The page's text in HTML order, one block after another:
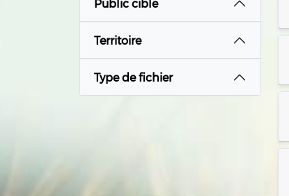
Public cible
Territoire
Type de fichier